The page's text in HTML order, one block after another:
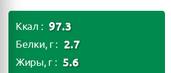
Ккал : 97.3
Белки, г : 2.7
Жиры, г : 5.6